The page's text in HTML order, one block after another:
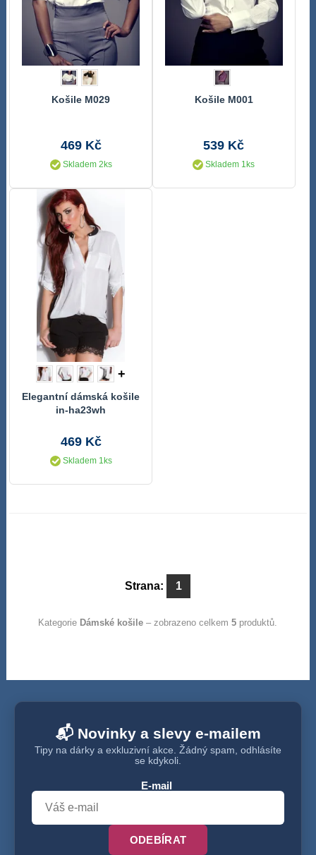
Košile M029
469 Kč
Skladem 2ks
Košile M001
539 Kč
Skladem 1ks
+
Elegantní dámská košile
in-ha23wh
469 Kč
Skladem 1ks
Strana: 1
Kategorie Dámské košile – zobrazeno celkem5 produktů.
📬 Novinky a slevy e-mailem
Tipy na dárky a exkluzivní akce. Žádný spam, odhlásíte
se kdykoli.
E-mail
ODEBÍRAT